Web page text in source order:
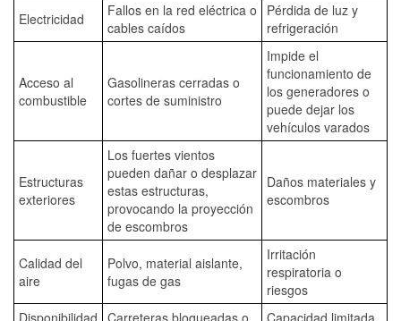
Electricidad
Fallos en la red eléctrica o
cables caídos
Pérdida de luz y
refrigeración
Acceso al
combustible
Gasolineras cerradas o
cortes de suministro
Impide el
funcionamiento de
los generadores o
puede dejar los
vehículos varados
Estructuras
exteriores
Los fuertes vientos
pueden dañar o desplazar
estas estructuras,
provocando la proyección
de escombros
Daños materiales y
escombros
Calidad del
aire
Polvo, material aislante,
fugas de gas
Irritación
respiratoria o
riesgos